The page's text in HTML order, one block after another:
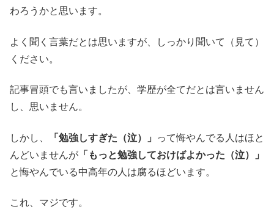
わろうかと思います。
よく聞く言葉だとは思いますが、しっかり聞いて（見て）
ください。
記事冒頭でも言いましたが、学歴が全てだとは言いません
し、思いません。
しかし、 「勉強しすぎた（泣）」
って悔やんでる人はほと
んどいませんが 「もっと勉強しておけばよかった（泣）」
と悔やんでいる中高年の人は腐るほどいます。
これ、マジです。